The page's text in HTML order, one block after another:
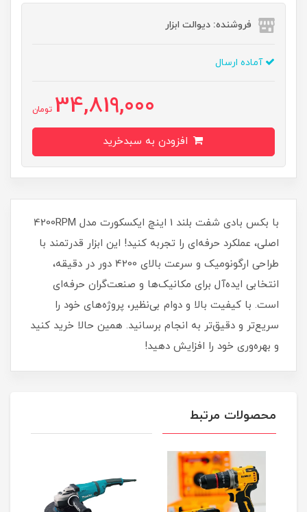
فروشنده: دیوالت ابزار
آماده ارسال
34,819,000 تومان
با بکس بادی شفت بلند 1 اینچ ایکسکورت مدل 4200RPM
اصلی، عملکرد حرفه‌ای را تجربه کنید! این ابزار قدرتمند با
طراحی ارگونومیک و سرعت بالای 4200 دور در دقیقه،
انتخابی ایده‌آل برای مکانیک‌ها و صنعت‌گران حرفه‌ای
است. با کیفیت بالا و دوام بی‌نظیر، پروژه‌های خود را
سریع‌تر و دقیق‌تر به انجام برسانید. همین حالا خرید کنید
و بهره‌وری خود را افزایش دهید!
محصولات مرتبط